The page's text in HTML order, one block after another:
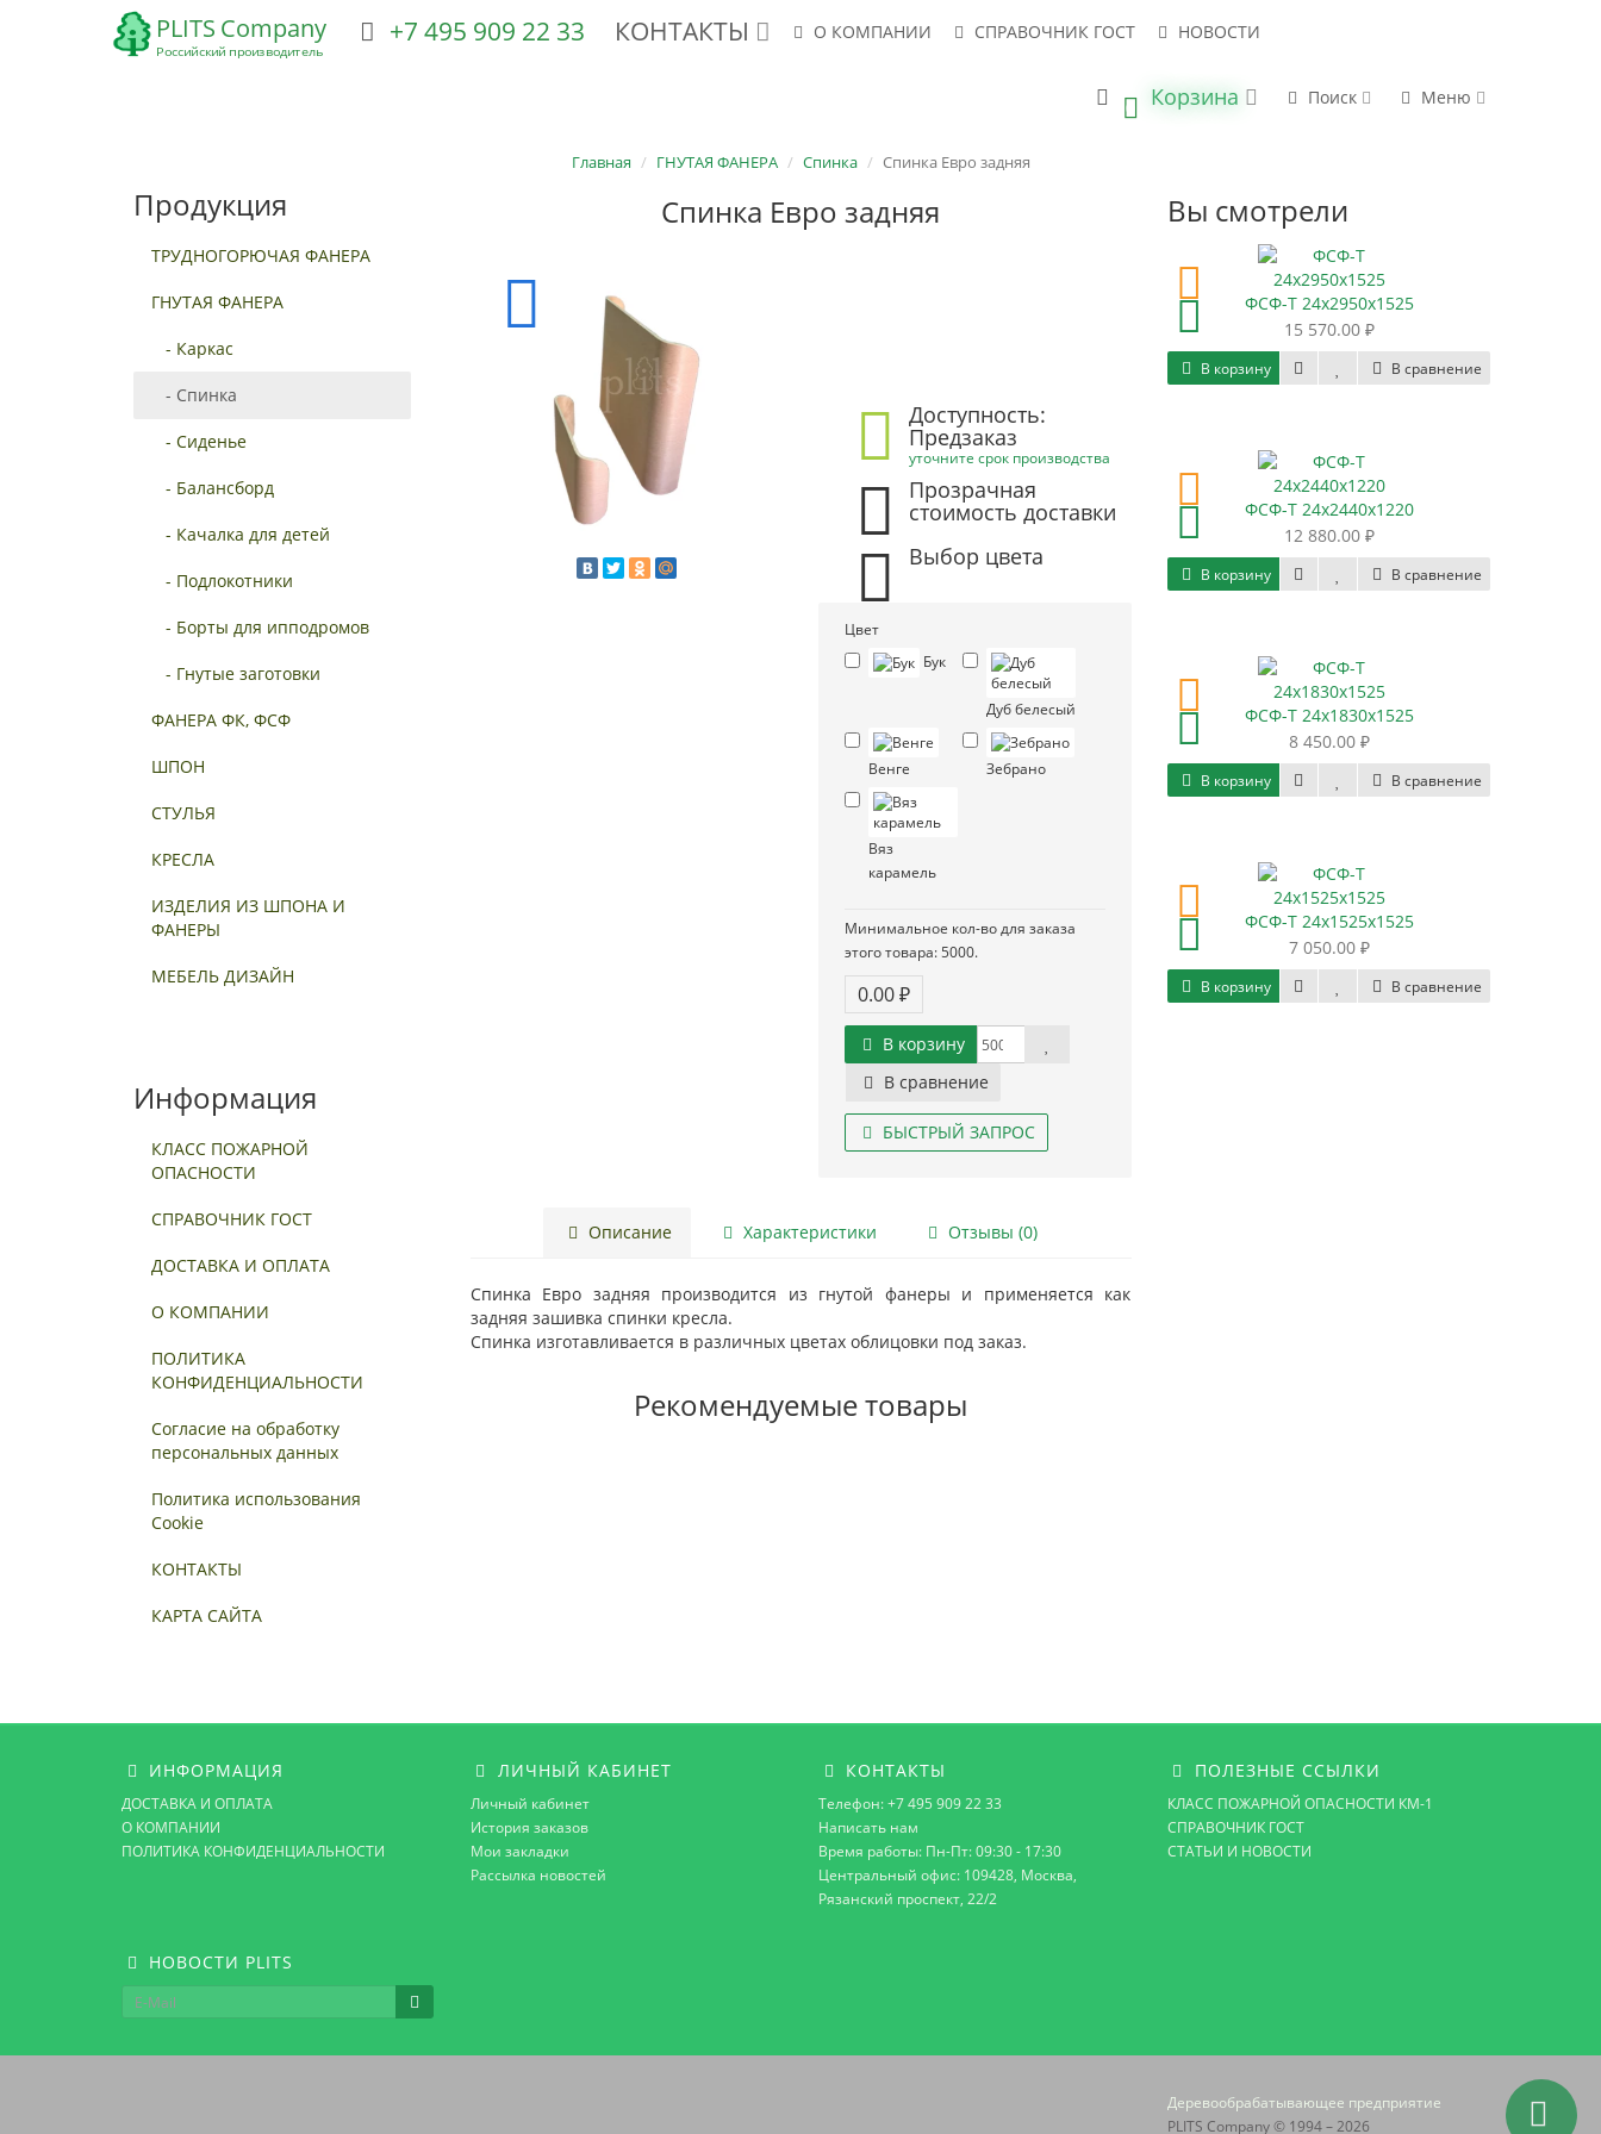
+7 495 909 22 33 КОНТАКТЫ О КОМПАНИИ СПРАВОЧНИК ГОСТ НОВОСТИ
0 Корзина Поиск Меню
ФСФ-ТВ/ТС В НАЛИЧИИ НАПРАВИТЬ ЗАПРОС
Продукция
ТРУДНОГОРЮЧАЯ ФАНЕРА
ГНУТАЯ ФАНЕРА
- Каркас
- Спинка
- Сиденье
- Балансборд
- Качалка для детей
- Подлокотники
- Борты для ипподромов
- Гнутые заготовки
ФАНЕРА ФК, ФСФ
ШПОН
СТУЛЬЯ
КРЕСЛА
ИЗДЕЛИЯ ИЗ ШПОНА И
ФАНЕРЫ
МЕБЕЛЬ ДИЗАЙН
Информация
КЛАСС ПОЖАРНОЙ
ОПАСНОСТИ
СПРАВОЧНИК ГОСТ
ДОСТАВКА И ОПЛАТА
О КОМПАНИИ
ПОЛИТИКА
КОНФИДЕНЦИАЛЬНОСТИ
Согласие на обработку
персональных данных
Политика использования
Cookie
КОНТАКТЫ
КАРТА САЙТА
Главная ГНУТАЯ ФАНЕРА Спинка Спинка Евро задняя
Спинка Евро задняя
Доступность:
Предзаказ
уточните срок производства
Прозрачная
стоимость доставки
Выбор цвета
Цвет
Бук
Дуб белесый
Венге Зебрано
Вяз
карамель
Минимальное кол-во для заказа
этого товара: 5000.
0.00 ₽
В корзину
В сравнение
БЫСТРЫЙ ЗАПРОС
Описание Характеристики Отзывы (0)
Спинка Евро задняя производится из гнутой фанеры и применяется как
задняя зашивка спинки кресла.
Спинка изготавливается в различных цветах облицовки под заказ.
Рекомендуемые товары
Вы смотрели
ФСФ-Т 24х2950х1525
15 570.00 ₽
В корзину В сравнение
ФСФ-Т 24х2440х1220
12 880.00 ₽
В корзину В сравнение
ФСФ-Т 24х1830х1525
8 450.00 ₽
В корзину В сравнение
ФСФ-Т 24х1525х1525
7 050.00 ₽
В корзину В сравнение
ИНФОРМАЦИЯ
ДОСТАВКА И ОПЛАТА
О КОМПАНИИ
ПОЛИТИКА КОНФИДЕНЦИАЛЬНОСТИ
ЛИЧНЫЙ КАБИНЕТ
Личный кабинет
История заказов
Мои закладки
Рассылка новостей
КОНТАКТЫ
Телефон: +7 495 909 22 33
Написать нам
Время работы: Пн-Пт: 09:30 - 17:30
Центральный офис: 109428, Москва,
Рязанский проспект, 22/2
ПОЛЕЗНЫЕ ССЫЛКИ
КЛАСС ПОЖАРНОЙ ОПАСНОСТИ КМ-1
СПРАВОЧНИК ГОСТ
СТАТЬИ И НОВОСТИ
НОВОСТИ PLITS
Деревообрабатывающее предприятие
PLITS Company © 1994 – 2026